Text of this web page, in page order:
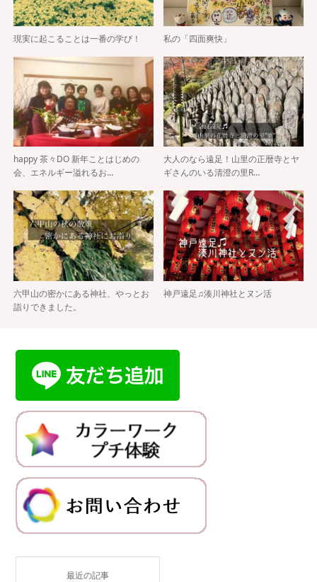
現実に起こることは一番の学び！ 私の「四面爽快」
happy 茶々DO 新年ことはじめの
会、エネルギー溢れるお…
大人のなら遠足！山里の正暦寺とヤ
ギさんのいる清澄の里R…
六甲山の密かにある神社、やっとお
詣りできました。
神戸遠足♫湊川神社とヌン活
最近の記事